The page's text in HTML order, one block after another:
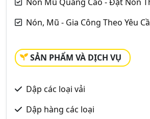
Nón, Mũ - Gia Công Theo Yêu
SẢN PHẨM VÀ DỊCH VỤ
Dập các loại vải
Dập hàng các loại